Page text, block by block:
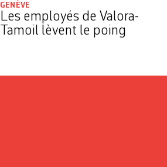
GENÈVE
Les employés de Valora-
Tamoil lèvent le poing